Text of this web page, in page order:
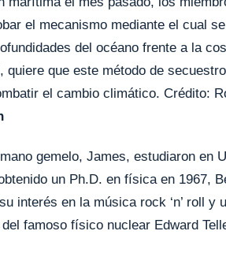
el mecanismo mediante el cual
del océano frente a la
quiere que este método de
el cambio climático. Crédito:
gemelo, James, estudiaron en
un Ph.D. en física en 1967,
interés en la música rock ‘n’ roll
famoso físico nuclear Edward